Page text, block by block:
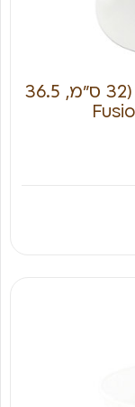
פלטה אובל ב-2 גדלים לבחירה (32 ס״מ, 36.5